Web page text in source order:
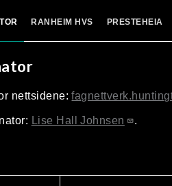
RANHEIM HVS PRESTEHEIA
nettsidene:
Lise Hall Johnsen .